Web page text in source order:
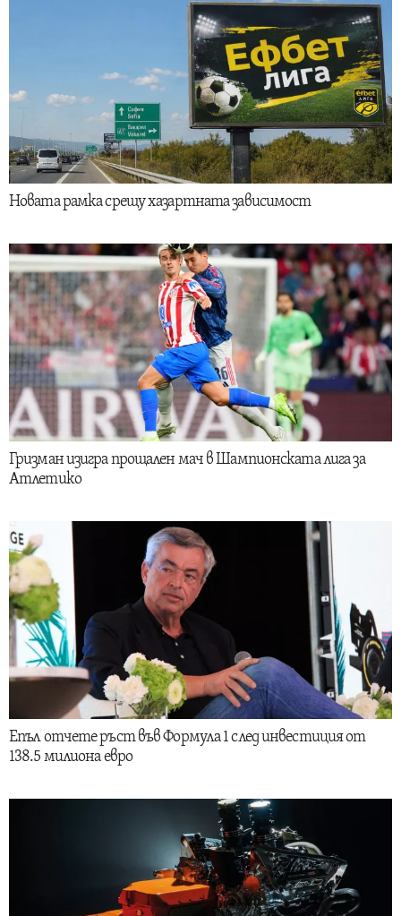
Новата рамка срещу хазартната зависимост
Гризман изигра прощален мач в Шампионската лига за
Атлетико
Епъл отчете ръст във Формула 1 след инвестиция от
138.5 милиона евро